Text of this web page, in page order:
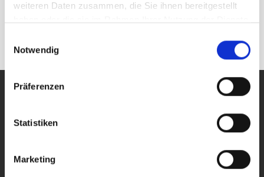
weiteren Daten zusammen, die Sie ihnen bereitgestellt
Notwendig
Präferenzen
Statistiken
Marketing
Kontakt